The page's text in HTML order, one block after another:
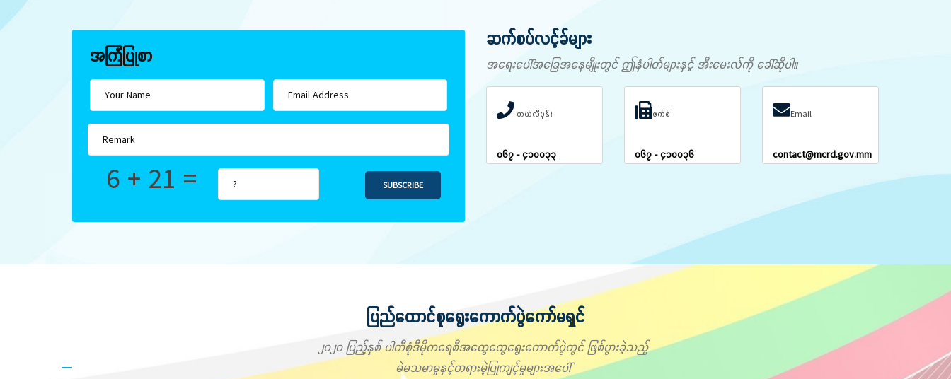
အကြံပြုစာ
6 + 21 = SUBSCRIBE
ဆက်စပ်လင့်ခ်များ
အရေးပေါ်အခြေအနေမျိုးတွင် ဤနံပါတ်များနှင့် အီးမေးလ်ကို ခေါ်ဆိုပါ။
တယ်လီဖုန်း
၀၆၇ - ၄၁၀၀၃၃
ဖက်စ်
၀၆၇ - ၄၁၀၀၃၆
Email
contact@mcrd.gov.mm
ပြည်ထောင်စုရွေးကောက်ပွဲကော်မရှင်
၂၀၂၀ ပြည့်နှစ် ပါတီစုံဒီမိုကရေစီအထွေထွေရွေးကောက်ပွဲတွင် ဖြစ်ပွားခဲ့သည့်
မဲမသမာမှုနှင့်တရားမဲ့ပြုကျင့်မှုများအပေါ်